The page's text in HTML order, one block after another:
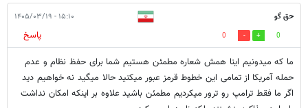
حق گو ۱۵:۱۰ - ۱۴۰۵/۰۳/۱۹
0
0
پاسخ
ما که میدونیم اینا همش شعاره مطمئن هستیم شما برای حفظ نظام و عدم
حمله آمریکا از تمامی این خطوط قرمز عبور میکنید حالا میگید نه خواهیم دید
اگر ما فقط ترامپ رو ترور میکردیم مطمئن باشید علاوه بر اینکه امکان نداشت